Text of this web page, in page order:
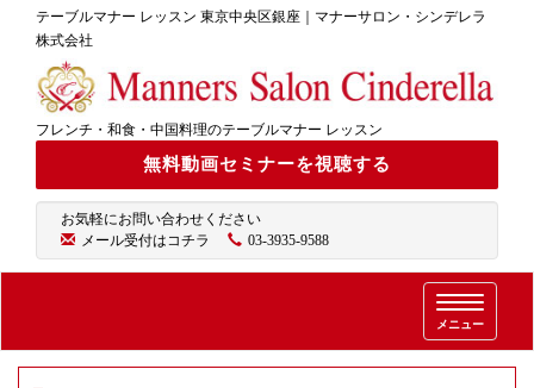
テーブルマナー レッスン 東京中央区銀座｜マナーサロン・シンデレラ
株式会社
フレンチ・和食・中国料理のテーブルマナー レッスン
無料動画セミナーを視聴する
お気軽にお問い合わせください
メール受付はコチラ
03-3935-9588
T
o
g
メニュー